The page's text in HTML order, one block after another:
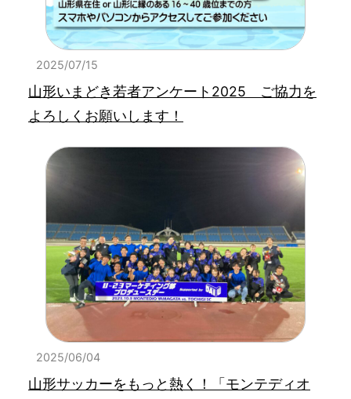
2025/07/15
山形いまどき若者アンケート2025 ご協力を
よろしくお願いします！
2025/06/04
山形サッカーをもっと熱く！「モンテディオ